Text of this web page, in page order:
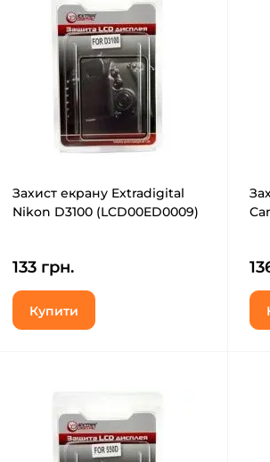
Захист екрану Extradigital
Nikon D3100 (LCD00ED0009)
133 грн.
Купити